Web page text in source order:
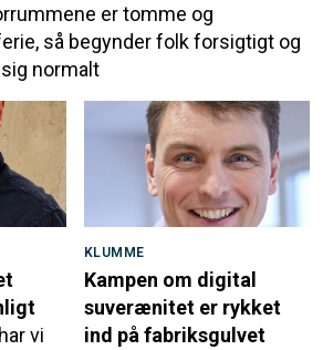
er tomme og
så begynder folk forsigtigt og
normalt
vi
KLUMME
Kampen om digital
suverænitet er rykket
ind på fabriksgulvet